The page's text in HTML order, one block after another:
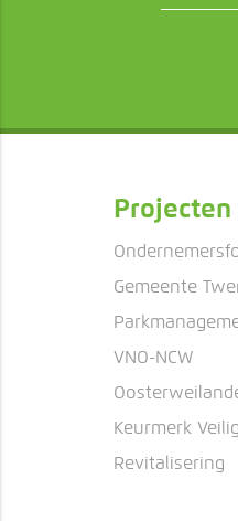
Projecten
Gemeente
VNO-NCW
Keurmerk
Revitalisering